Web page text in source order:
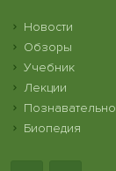
Новости
Обзоры
Учебник
Лекции
Познавательно
Биопедия